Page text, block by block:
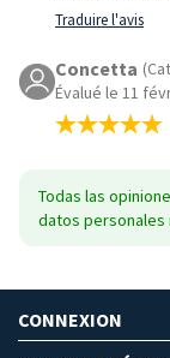
Traduire l'avis
Concetta
Évalué le 11
Todas las
datos personales
CONNEXION